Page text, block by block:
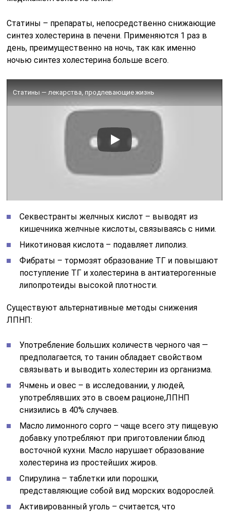
Статины – препараты, непосредственно снижающие
синтез холестерина в печени. Применяются 1 раз в
день, преимущественно на ночь, так как именно
ночью синтез холестерина больше всего.
Статины — лекарства, продлевающие жизнь
Секвестранты желчных кислот – выводят из
кишечника желчные кислоты, связываясь с ними.
Никотиновая кислота – подавляет липолиз.
Фибраты – тормозят образование ТГ и повышают
поступление ТГ и холестерина в антиатерогенные
липопротеиды высокой плотности.
Существуют альтернативные методы снижения
ЛПНП:
Употребление больших количеств черного чая —
предполагается, то танин обладает свойством
связывать и выводить холестерин из организма.
Ячмень и овес – в исследовании, у людей,
употреблявших это в своем рационе,ЛПНП
снизились в 40% случаев.
Масло лимонного сорго – чаще всего эту пищевую
добавку употребляют при приготовлении блюд
восточной кухни. Масло нарушает образование
холестерина из простейших жиров.
Спирулина – таблетки или порошки,
представляющие собой вид морских водорослей.
Активированный уголь – считается, что